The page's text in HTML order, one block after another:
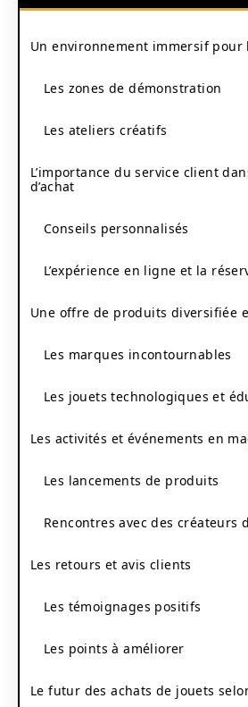
Un environnement immersif pour
Les zones de démonstration
Les ateliers créatifs
L’importance du service client
d’achat
Conseils personnalisés
L’expérience en ligne et la
Une offre de produits diversifiée
Les marques incontournables
Les jouets technologiques et
Les activités et événements en
Les lancements de produits
Rencontres avec des créateurs
Les retours et avis clients
Les témoignages positifs
Les points à améliorer
Le futur des achats de jouets selon